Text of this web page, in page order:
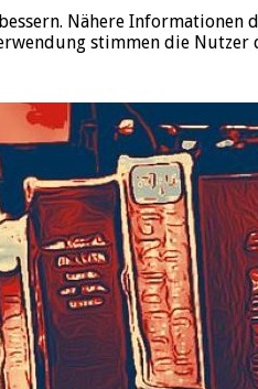
Nähere Informationen
stimmen die Nutzer